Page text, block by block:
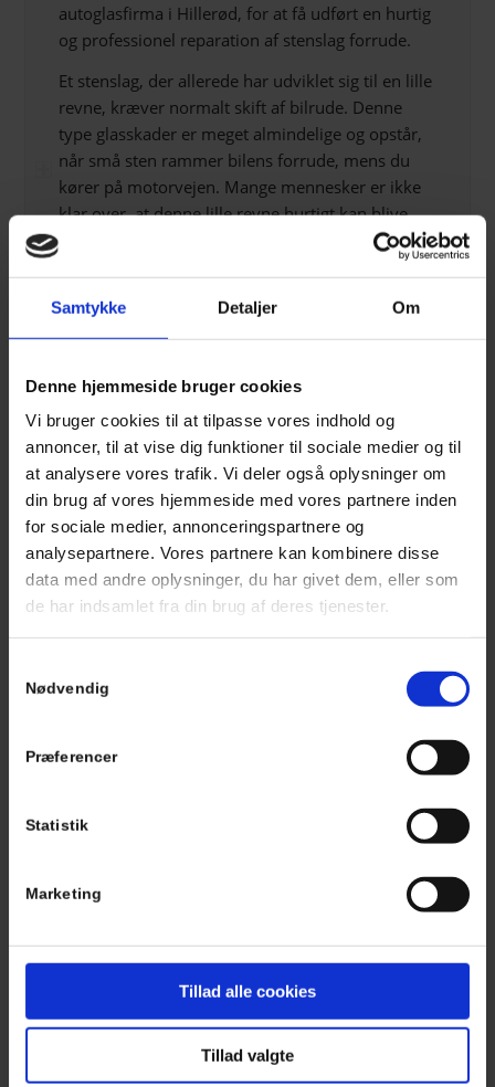
Samtykke Detaljer Om
Denne hjemmeside bruger cookies
Vi bruger cookies til at tilpasse vores indhold og
annoncer, til at vise dig funktioner til sociale medier og til
at analysere vores trafik. Vi deler også oplysninger om
din brug af vores hjemmeside med vores partnere inden
for sociale medier, annonceringspartnere og
analysepartnere. Vores partnere kan kombinere disse
data med andre oplysninger, du har givet dem, eller som
de har indsamlet fra din brug af deres tjenester.
Nødvendig
Præferencer
Statistik
Marketing
Tillad alle cookies
Tillad valgte
autoglasfirma i Hillerød, for at få udført en hurtig
og professionel reparation af stenslag forrude.
Et stenslag, der allerede har udviklet sig til en lille
revne, kræver normalt skift af bilrude. Denne
type glasskader er meget almindelige og opstår,
når små sten rammer bilens forrude, mens du
kører på motorvejen. Mange mennesker er ikke
klar over, at denne lille revne hurtigt kan blive
større, hvis der ikke bliver taget hånd om den og
Er din rude med varme, sensor eller andet, er det
ingen hindring for os. Vi skifter alle slags
stenslag. Hvis du er i tvivl om, hvorvidt vi kan
reparere din rude, er du velkommen til at ringe til
os så kan vi rådgive dig.
Alt efter type forrude kan der være forskelle i
prisen. Vi vil altid sikre os, at du er tilfreds med
vores priser, inden vi påbegynder arbejdet.
Det gør ingen forskel, om ruden er ridset, flækket
eller revnet. Vi udfører gerne reparationen for